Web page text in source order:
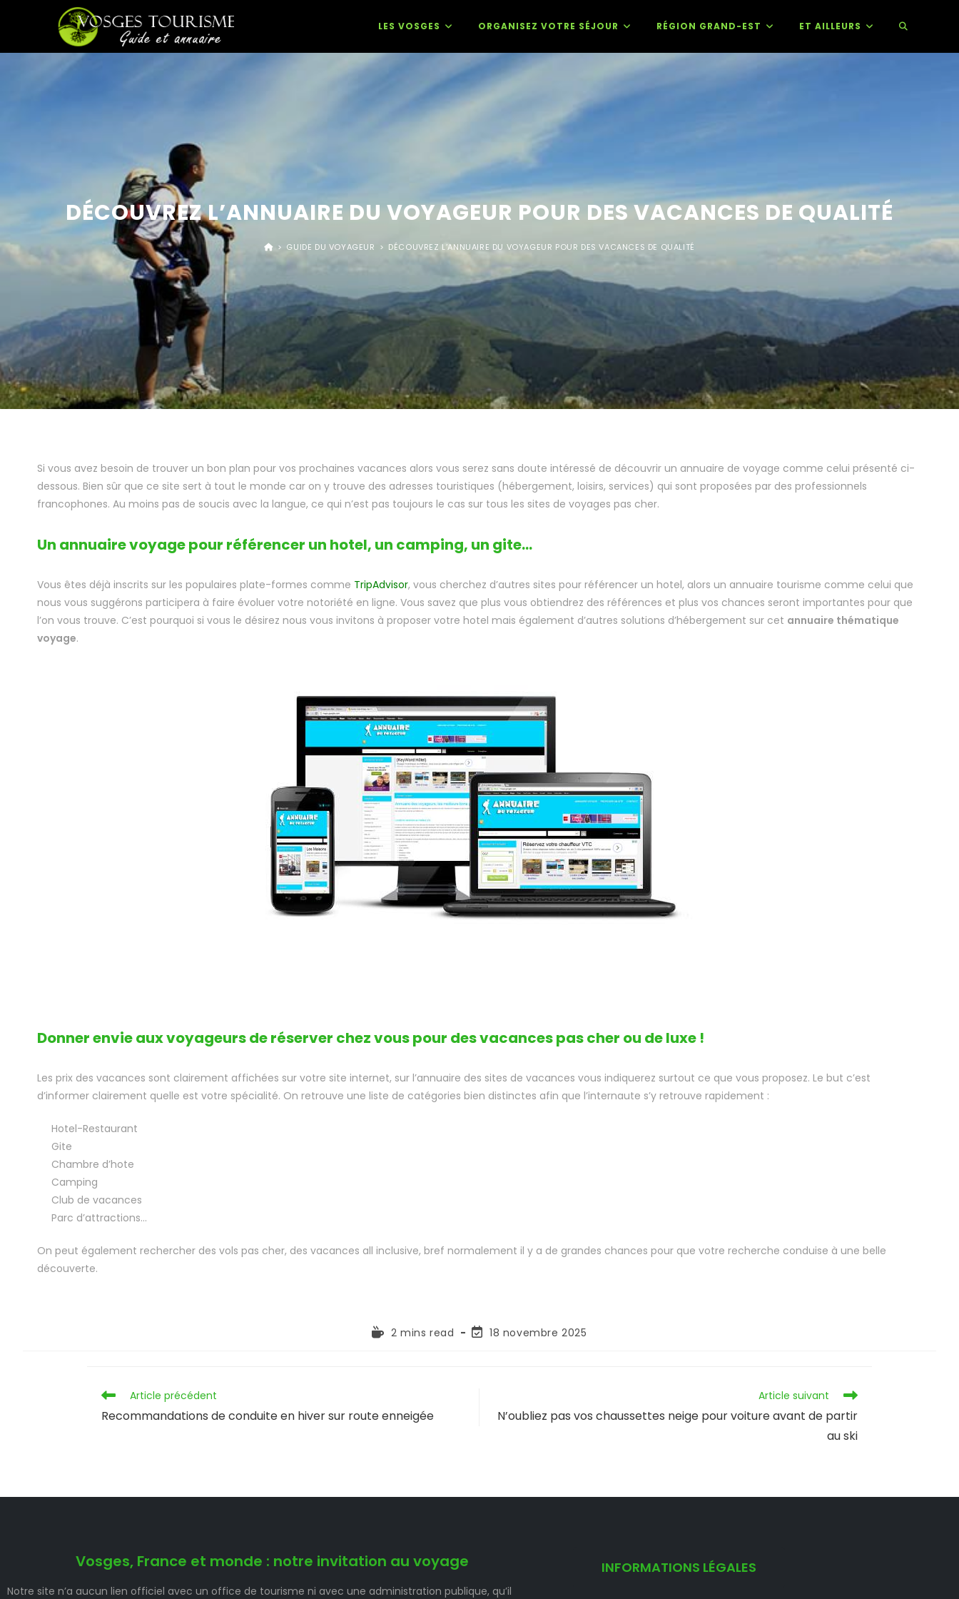
LES VOSGES ORGANISEZ VOTRE SÉJOUR RÉGION GRAND-EST ET AILLEURS
DÉCOUVREZ L’ANNUAIRE DU VOYAGEUR POUR DES VACANCES DE QUALITÉ
> GUIDE DU VOYAGEUR > DÉCOUVREZ L’ANNUAIRE DU VOYAGEUR POUR DES VACANCES DE QUALITÉ
Si vous avez besoin de trouver un bon plan pour vos prochaines vacances alors vous serez sans doute intéressé de découvrir un annuaire de voyage comme celui présenté ci-
dessous. Bien sûr que ce site sert à tout le monde car on y trouve des adresses touristiques (hébergement, loisirs, services) qui sont proposées par des professionnels
francophones. Au moins pas de soucis avec la langue, ce qui n’est pas toujours le cas sur tous les sites de voyages pas cher.
Un annuaire voyage pour référencer un hotel, un camping, un gite…
Vous êtes déjà inscrits sur les populaires plate-formes comme TripAdvisor, vous cherchez d’autres sites pour référencer un hotel, alors un annuaire tourisme comme celui que
nous vous suggérons participera à faire évoluer votre notoriété en ligne. Vous savez que plus vous obtiendrez des références et plus vos chances seront importantes pour que
l’on vous trouve. C’est pourquoi si vous le désirez nous vous invitons à proposer votre hotel mais également d’autres solutions d’hébergement sur cet annuaire thématique
voyage.
Donner envie aux voyageurs de réserver chez vous pour des vacances pas cher ou de luxe !
Les prix des vacances sont clairement affichées sur votre site internet, sur l’annuaire des sites de vacances vous indiquerez surtout ce que vous proposez. Le but c’est
d’informer clairement quelle est votre spécialité. On retrouve une liste de catégories bien distinctes afin que l’internaute s’y retrouve rapidement :
Hotel-Restaurant
Gite
Chambre d’hote
Camping
Club de vacances
Parc d’attractions…
On peut également rechercher des vols pas cher, des vacances all inclusive, bref normalement il y a de grandes chances pour que votre recherche conduise à une belle
découverte.
2 mins read 18 novembre 2025
Article précédent
Recommandations de conduite en hiver sur route enneigée
Article suivant
N’oubliez pas vos chaussettes neige pour voiture avant de partir
au ski
Vosges, France et monde : notre invitation au voyage
Notre site n’a aucun lien officiel avec un office de tourisme ni avec une administration publique, qu’il
INFORMATIONS LÉGALES